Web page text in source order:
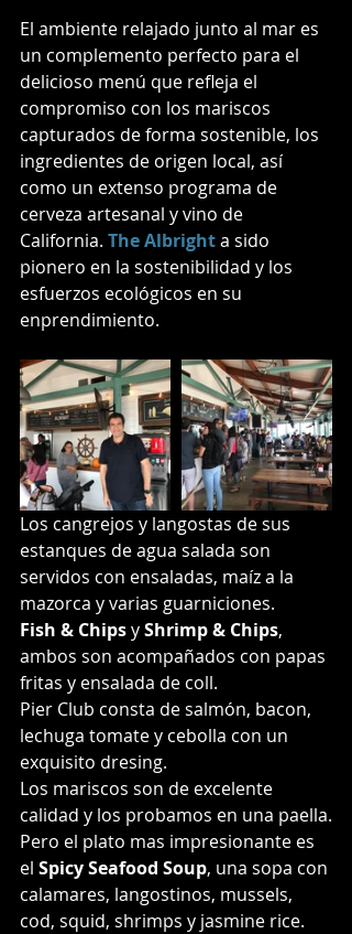
El ambiente relajado junto al mar es
un complemento perfecto para el
delicioso menú que refleja el
compromiso con los mariscos
capturados de forma sostenible, los
ingredientes de origen local, así
como un extenso programa de
cerveza artesanal y vino de
California. The Albright a sido
pionero en la sostenibilidad y los
esfuerzos ecológicos en su
enprendimiento.
Los cangrejos y langostas de sus
estanques de agua salada son
servidos con ensaladas, maíz a la
mazorca y varias guarniciones.
Fish & Chips y Shrimp & Chips,
ambos son acompañados con papas
fritas y ensalada de coll.
Pier Club consta de salmón, bacon,
lechuga tomate y cebolla con un
exquisito dresing.
Los mariscos son de excelente
calidad y los probamos en una paella.
Pero el plato mas impresionante es
el Spicy Seafood Soup, una sopa con
calamares, langostinos, mussels,
cod, squid, shrimps y jasmine rice.